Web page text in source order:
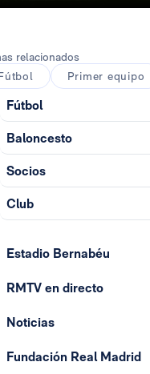
relacionados
Primer equipo
Fútbol
Baloncesto
Socios
Club
Estadio Bernabéu
RMTV en directo
Noticias
Fundación Real Madrid